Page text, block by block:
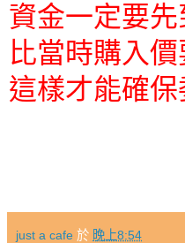
資金一定要
比當時購入
這樣才能確
just a cafe 於 晚上8:54